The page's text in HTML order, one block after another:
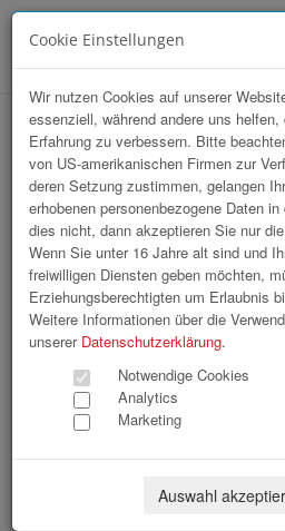
VKB Stiftskonzert
Cookie Einstellungen
Wir nutzen Cookies auf unserer
essenziell, während andere uns
Erfahrung zu verbessern. Bitte
von US-amerikanischen Firmen zur
deren Setzung zustimmen, gelangen
erhobenen personenbezogene Daten
dies nicht, dann akzeptieren Sie nur
Wenn Sie unter 16 Jahre alt sind und
freiwilligen Diensten geben möchten,
Erziehungsberechtigten um Erlaubnis
Weitere Informationen über die
unserer Datenschutzerklärung.
Notwendige Cookies
Analytics
Marketing
Auswahl